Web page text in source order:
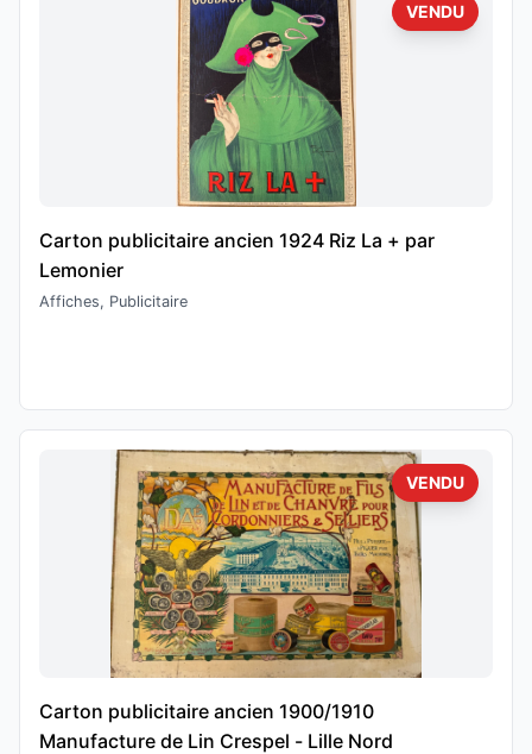
VENDU
Carton publicitaire ancien 1924 Riz La + par
Lemonier
Affiches, Publicitaire
VENDU
Carton publicitaire ancien 1900/1910
Manufacture de Lin Crespel - Lille Nord